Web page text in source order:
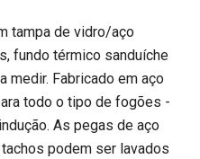
tampa de vidro/aço
fundo térmico sanduíche
medir. Fabricado em aço
todo o tipo de fogões -
As pegas de aço
podem ser lavados